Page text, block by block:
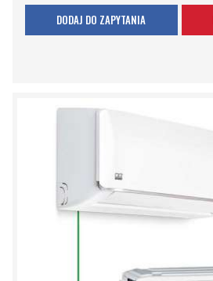
DODAJ DO ZAPYTANIA